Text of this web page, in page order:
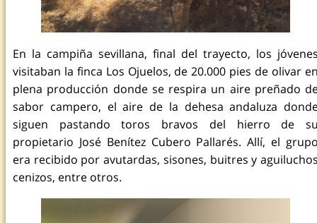
En la campiña sevillana, final del trayecto, los
visitaban la finca Los Ojuelos, de 20.000 pies de olivar
plena producción donde se respira un aire preñado
sabor campero, el aire de la dehesa andaluza
siguen pastando toros bravos del hierro de
propietario José Benítez Cubero Pallarés. Allí, el
era recibido por avutardas, sisones, buitres y
cenizos, entre otros.